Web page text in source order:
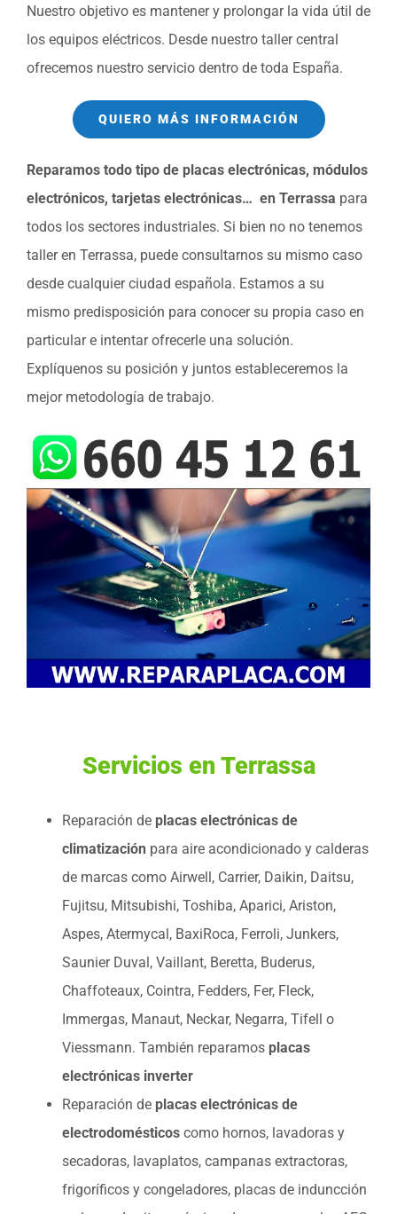
Nuestro objetivo es mantener y prolongar la vida útil de
los equipos eléctricos. Desde nuestro taller central
ofrecemos nuestro servicio dentro de toda España.
QUIERO MÁS INFORMACIÓN
Reparamos todo tipo de placas electrónicas, módulos
electrónicos, tarjetas electrónicas… en Terrassa para
todos los sectores industriales. Si bien no no tenemos
taller en Terrassa, puede consultarnos su mismo caso
desde cualquier ciudad española. Estamos a su
mismo predisposición para conocer su propia caso en
particular e intentar ofrecerle una solución.
Explíquenos su posición y juntos estableceremos la
mejor metodología de trabajo.
Servicios en Terrassa
Reparación de placas electrónicas de
climatización para aire acondicionado y calderas
de marcas como Airwell, Carrier, Daikin, Daitsu,
Fujitsu, Mitsubishi, Toshiba, Aparici, Ariston,
Aspes, Atermycal, BaxiRoca, Ferroli, Junkers,
Saunier Duval, Vaillant, Beretta, Buderus,
Chaffoteaux, Cointra, Fedders, Fer, Fleck,
Immergas, Manaut, Neckar, Negarra, Tifell o
Viessmann. También reparamos placas
electrónicas inverter
Reparación de placas electrónicas de
electrodomésticos como hornos, lavadoras y
secadoras, lavaplatos, campanas extractoras,
frigoríficos y congeladores, placas de induncción